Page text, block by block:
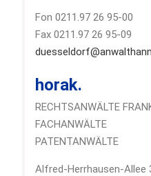
Fon 0211.97 26 95-00
Fax 0211.97 26 95-09
horak.
RECHTSANWÄLTE
FACHANWÄLTE
PATENTANWÄLTE
Alfred-Herrhausen-Allee